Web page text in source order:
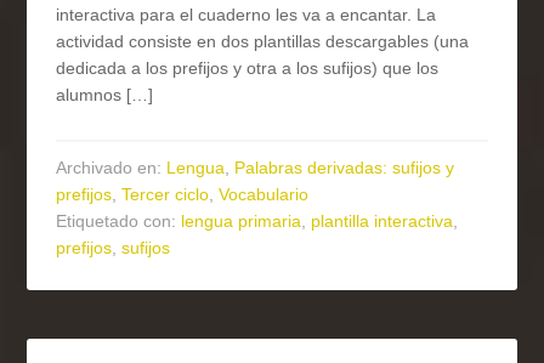
interactiva para el cuaderno les va a encantar. La
actividad consiste en dos plantillas descargables (una
dedicada a los prefijos y otra a los sufijos) que los
alumnos […]
Archivado en: Lengua, Palabras derivadas: sufijos y
prefijos,Tercer ciclo,Vocabulario
Etiquetado con: lengua primaria, plantilla interactiva,
prefijos,sufijos